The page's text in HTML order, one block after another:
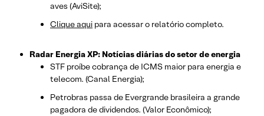
aves (AviSite);
Clique aqui para acessar o relatório completo.
Radar Energia XP: Notícias diárias do setor de energia
STF proíbe cobrança de ICMS maior para energia e
telecom. (Canal Energia);
Petrobras passa de Evergrande brasileira a grande
pagadora de dividendos. (Valor Econômico);